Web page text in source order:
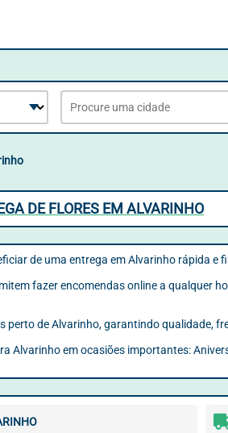
DE FLORES EM ALVARINHO
de uma entrega em Alvarinho rápida e
fazer encomendas online a qualquer
de Alvarinho, garantindo qualidade,
Alvarinho em ocasiões importantes: